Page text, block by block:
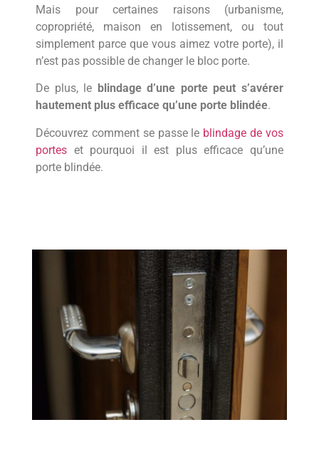
Mais pour certaines raisons (urbanisme,
copropriété, maison en lotissement, ou tout
simplement parce que vous aimez votre porte), il
n’est pas possible de changer le bloc porte.
De plus, le blindage d’une porte peut s’avérer
hautement plus efficace qu’une porte blindée.
Découvrez comment se passe le blindage de vos
portes et pourquoi il est plus efficace qu’une
porte blindée.